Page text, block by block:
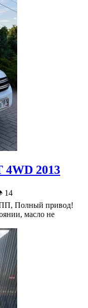
4WD 2013
14
Полный привод!
масло не